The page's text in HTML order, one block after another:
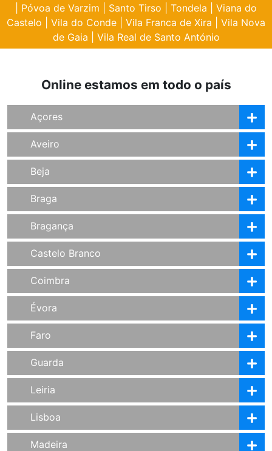
Póvoa de Varzim Santo Tirso Tondela
Viana do
Castelo
Vila do Conde Vila Franca de Xira
Vila Nova
de Gaia
Vila Real de Santo António
Online estamos em todo o país
Açores
Aveiro
Beja
Braga
Bragança
Castelo Branco
Coimbra
Évora
Faro
Guarda
Leiria
Lisboa
Madeira